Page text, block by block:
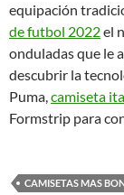
equipación
de futbol 2022el
onduladas que le
descubrir la
Puma,camiseta
Formstrip para
CAMISETAS MAS